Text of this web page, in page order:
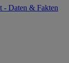
- Daten & Fakten